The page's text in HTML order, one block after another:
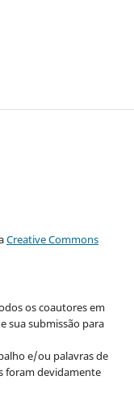
Creative Commons
os coautores em
sua submissão para
e/ou palavras de
foram devidamente